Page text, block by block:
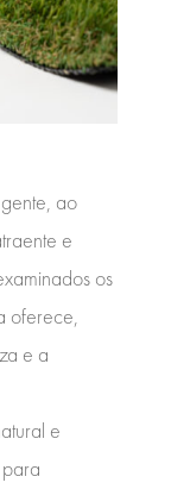
ao
e
os
oferece,
e a
e